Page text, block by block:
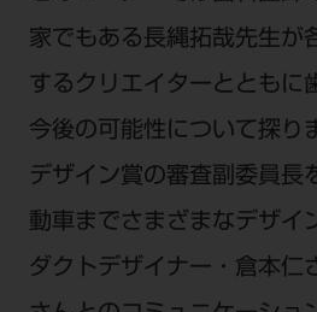
家でもある長縄拓哉先生が
するクリエイターとともに
今後の可能性について探り
デザイン賞の審査副委員長
動車までさまざまなデザイ
ダクトデザイナー・倉本仁
IP電話・ひかり電話は繋が
す。
暇、年末年始を除く）
歯科医療従事者専用窓口と
業所へお問い合わせ願いま